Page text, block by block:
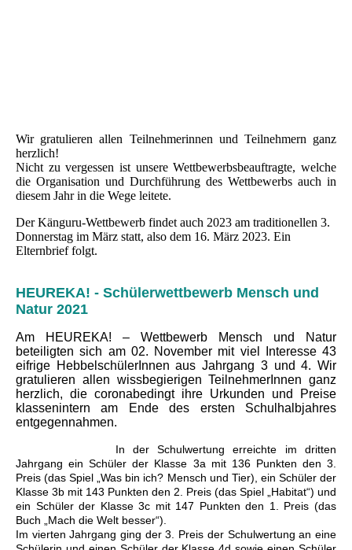
Wir gratulieren allen Teilnehmerinnen und Teilnehmern ganz
herzlich!
Nicht zu vergessen ist unsere Wettbewerbsbeauftragte, welche
die Organisation und Durchführung des Wettbewerbs auch in
diesem Jahr in die Wege leitete.
Der Känguru-Wettbewerb findet auch 2023 am traditionellen 3.
Donnerstag im März statt, also dem 16. März 2023. Ein
Elternbrief folgt.
HEUREKA! - Schülerwettbewerb Mensch und
Natur 2021
Am HEUREKA! – Wettbewerb Mensch und Natur
beteiligten sich am 02. November mit viel Interesse 43
eifrige HebbelschülerInnen aus Jahrgang 3 und 4. Wir
gratulieren allen wissbegierigen TeilnehmerInnen ganz
herzlich, die coronabedingt ihre Urkunden und Preise
klassenintern am Ende des ersten Schulhalbjahres
entgegennahmen.
In der Schulwertung erreichte im dritten
Jahrgang ein Schüler der Klasse 3a mit 136 Punkten den 3.
Preis (das Spiel „Was bin ich? Mensch und Tier), ein Schüler der
Klasse 3b mit 143 Punkten den 2. Preis (das Spiel „Habitat“) und
ein Schüler der Klasse 3c mit 147 Punkten den 1. Preis (das
Buch „Mach die Welt besser“).
Im vierten Jahrgang ging der 3. Preis der Schulwertung an eine